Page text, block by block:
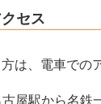
セス
は、電車での
屋駅から名鉄